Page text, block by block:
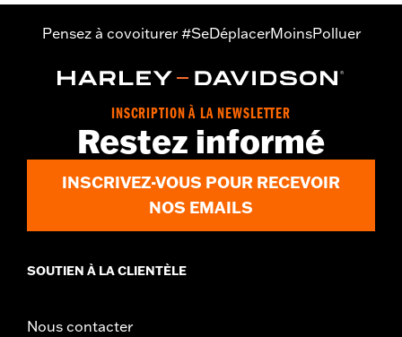
Pensez à covoiturer #SeDéplacerMoinsPolluer
INSCRIPTION À LA NEWSLETTER
Restez informé
INSCRIVEZ-VOUS POUR RECEVOIR
NOS EMAILS
SOUTIEN À LA CLIENTÈLE
Nous contacter